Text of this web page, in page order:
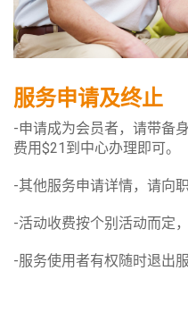
服务申请及终止
-申请成为会员者，请带备
费用$21到中心办理即可。
-其他服务申请详情，请向职
-活动收费按个别活动而定
-服务使用者有权随时退出